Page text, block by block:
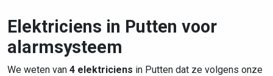
Elektriciens in Putten voor
alarmsysteem
We weten van 4 elektriciens in Putten dat ze volgens onze